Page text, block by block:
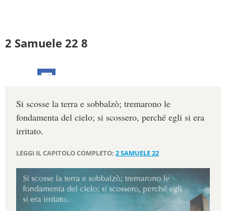
2 Samuele 22 8
Si scosse la terra e sobbalzò; tremarono le
fondamenta del cielo; si scossero, perché egli si era
irritato.
LEGGI IL CAPITOLO COMPLETO: 2 SAMUELE 22